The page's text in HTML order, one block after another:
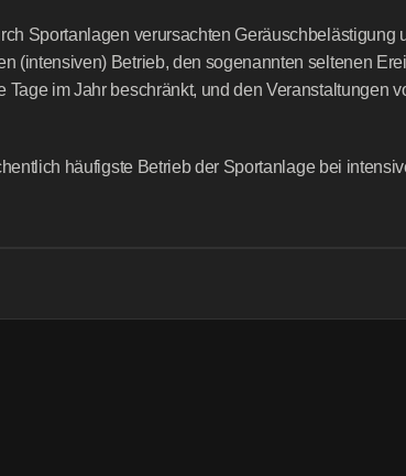
Sportanlagen verursachten Geräuschbelästigung
(intensiven) Betrieb, den sogenannten seltenen
Tage im Jahr beschränkt, und den Veranstaltungen
häufigste Betrieb der Sportanlage bei